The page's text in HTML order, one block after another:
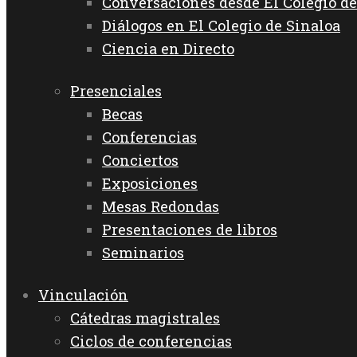
Diálogos en El Colegio de Sinaloa
Ciencia en Directo
Presenciales
Becas
Conferencias
Conciertos
Exposiciones
Mesas Redondas
Presentaciones de libros
Seminarios
Vinculación
Cátedras magistrales
Ciclos de conferencias